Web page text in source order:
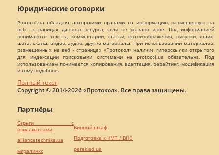
Юридические оговорки
Protocol.ua обладает авторскими правами на информацию, размещенную на
веб - страницах данного ресурса, если не указано иное. Под информацией
понимаются тексты, комментарии, статьи, фотоизображения, рисунки, ящик-
шота, сканы, видео, аудио, другие материалы. При использовании материалов,
размещенных на веб - страницах «Протокол» наличие гиперссылки открытого
для индексации поисковыми системами на protocol.ua обязательна. Под
использованием понимается копирования, адаптация, рерайтинг, модификация
и тому подобное.
Полный текст
Copyright © 2014-2026 «Протокол». Все права защищены.
Партнёры
Серьги с
бриллиантами
alliancetechnika.ua
миралинкс
Винный шкаф
Подготовка к НМТ / ВНО
pereklad.ua